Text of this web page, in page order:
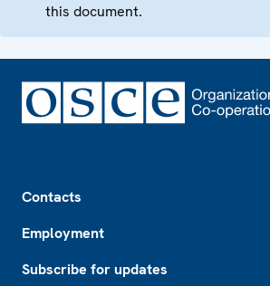
this document.
Contacts
Employment
Subscribe for updates